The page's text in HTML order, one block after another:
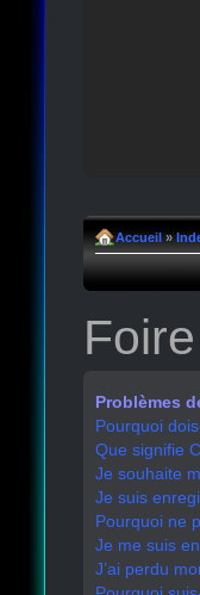
Accueil »
Problèmes
Pourquoi
Que signifie
Je souhaite
Je suis
Pourquoi ne
Je me suis
J’ai perdu